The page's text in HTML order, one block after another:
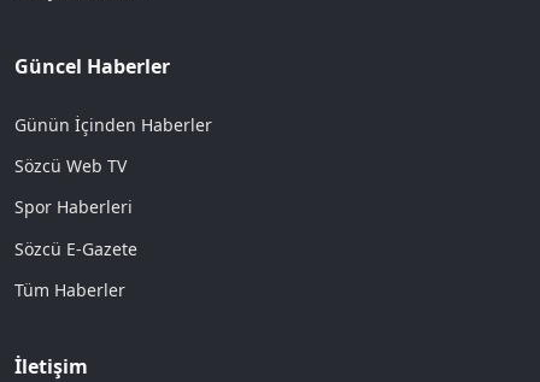
Güncel Haberler
Günün İçinden Haberler
Sözcü Web TV
Spor Haberleri
Sözcü E-Gazete
Tüm Haberler
İletişim